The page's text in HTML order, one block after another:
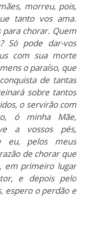
morreu, pois,
tanto vos ama.
para chorar. Quem
Só pode dar-vos
com sua morte
o paraíso, que
de tantas
sobre tantos
o servirão com
ó minha Mãe,
a vossos pés,
eu, pelos meus
de chorar que
em primeiro lugar
e depois pelo
espero o perdão e